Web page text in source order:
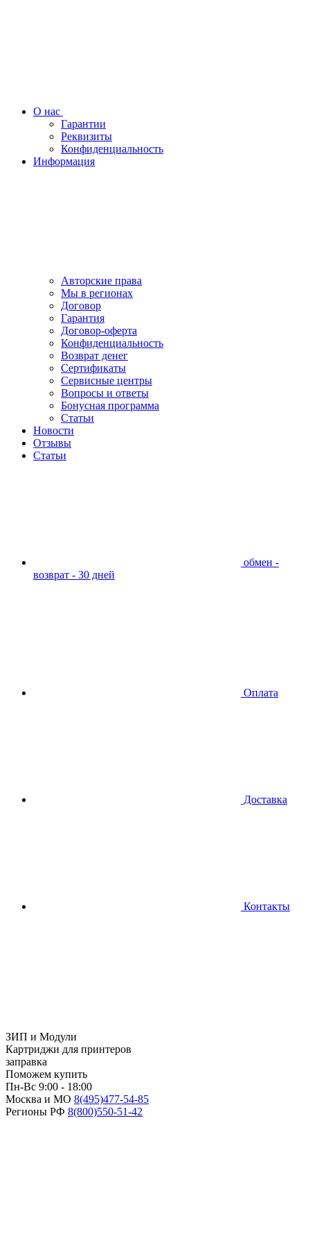
О нас
Гарантии
Реквизиты
Конфиденциальность
Информация
Авторские права
Мы в регионах
Договор
Гарантия
Договор-оферта
Конфиденциальность
Возврат денег
Сертификаты
Сервисные центры
Вопросы и ответы
Бонусная программа
Статьи
Новости
Отзывы
Статьи
обмен -
возврат - 30 дней
Оплата
Доставка
Контакты
ЗИП и Модули
Картриджи для принтеров
заправка
Поможем купить
Пн-Вс 9:00 - 18:00
Москва и МО 8(495)477-54-85
Регионы РФ 8(800)550-51-42